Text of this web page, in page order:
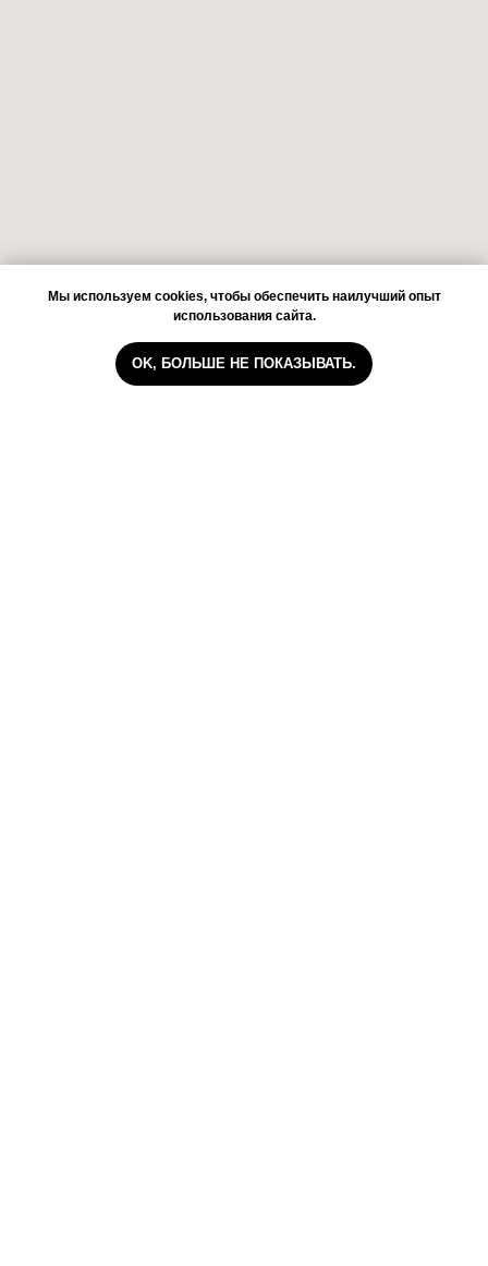
Мы используем cookies, чтобы обеспечить наилучший опыт
использования сайта.
OK, БОЛЬШЕ НЕ ПОКАЗЫВАТЬ.